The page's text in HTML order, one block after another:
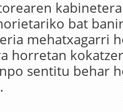
bat
mehatxagarri
horretan
sentitu behar